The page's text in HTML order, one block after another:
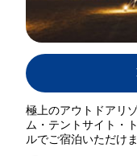
極上のアウトドアリ
ム・テントサイト・
ルでご宿泊いただけま